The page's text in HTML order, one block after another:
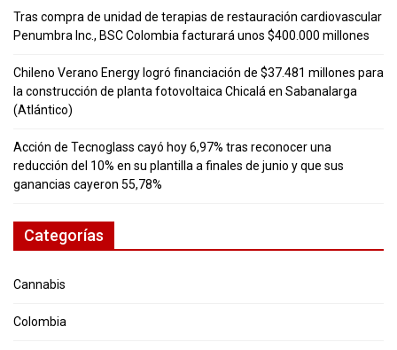
Tras compra de unidad de terapias de restauración cardiovascular
Penumbra Inc., BSC Colombia facturará unos $400.000 millones
Chileno Verano Energy logró financiación de $37.481 millones para
la construcción de planta fotovoltaica Chicalá en Sabanalarga
(Atlántico)
Acción de Tecnoglass cayó hoy 6,97% tras reconocer una
reducción del 10% en su plantilla a finales de junio y que sus
ganancias cayeron 55,78%
Categorías
Cannabis
Colombia